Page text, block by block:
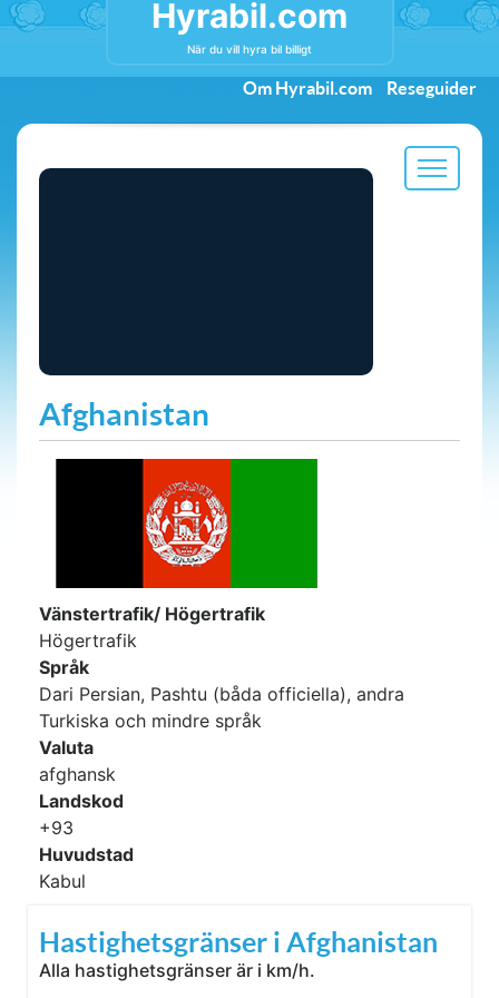
Hyrabil.com
När du vill hyra bil billigt
Om Hyrabil.com Reseguider
Afghanistan
Vänstertrafik/ Högertrafik
Högertrafik
Språk
Dari Persian, Pashtu (båda officiella), andra
Turkiska och mindre språk
Valuta
afghansk
Landskod
+93
Huvudstad
Kabul
Hastighetsgränser i Afghanistan
Alla hastighetsgränser är i km/h.